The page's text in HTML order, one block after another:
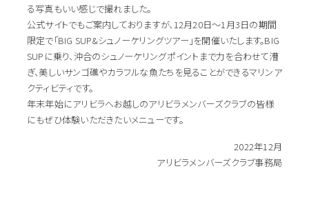
る写真もいい感じで撮れました。
公式サイトでもご案内しておりますが、12月20日～1月3日の期間
限定で「BIG SUP&シュノーケリングツアー」を開催いたします。BIG
SUPに乗り、沖合のシュノーケリングポイントまで力を合わせて漕
ぎ、美しいサンゴ礁やカラフルな魚たちを見ることができるマリンア
クティビティです。
年末年始にアリビラへお越しのアリビラメンバーズクラブの皆様
にもぜひ体験いただきたいメニューです。
2022年12月
アリビラメンバーズクラブ事務局